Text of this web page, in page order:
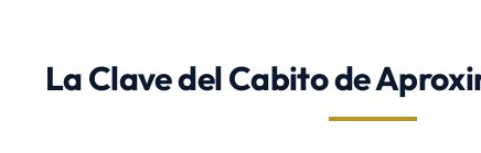
La Clave del Cabito de